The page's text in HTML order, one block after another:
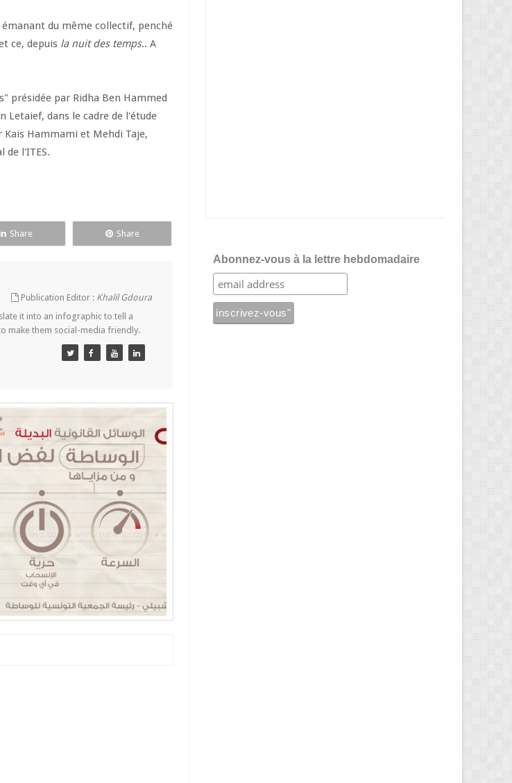
du même collectif, penché
ce, depuis la nuit des temps.. A
présidée par Ridha Ben Hammed
Letaief, dans le cadre de l'étude
Hammami et Mehdi Taje,
de l'ITES.
Share Share
Publication Editor : Khalil Gdoura
it into an infographic to tell a
make them social-media friendly.
Abonnez-vous à la lettre hebdomadaire